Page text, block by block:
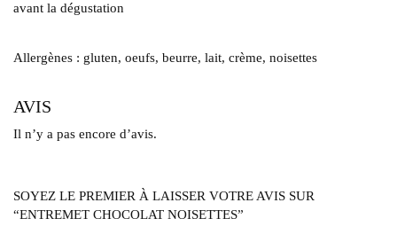
avant la dégustation
Allergènes : gluten, oeufs, beurre, lait, crème, noisettes
AVIS
Il n’y a pas encore d’avis.
SOYEZ LE PREMIER À LAISSER VOTRE AVIS SUR
“ENTREMET CHOCOLAT NOISETTES”